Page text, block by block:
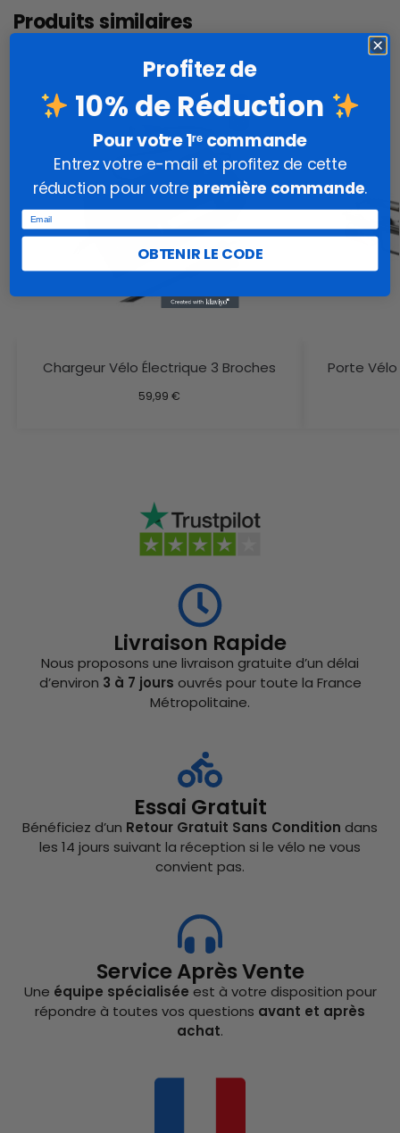
Produits similaires
Chargeur Vélo Électrique 3 Broches
59,99€
Porte
Livraison Rapide
Nous proposons une livraison gratuite d’un délai
d’environ 3 à 7 jours ouvrés pour toute la France
Métropolitaine.
Essai Gratuit
Bénéficiez d’un Retour Gratuit Sans Condition dans
les 14 jours suivant la réception si le vélo ne vous
convient pas.
Service Après Vente
Une équipe spécialisée est à votre disposition pour
répondre à toutes vos questions avant et après
achat.
Profitez de
10% de Réduction
Pour votre 1ʳᵉ commande
Entrez votre e-mail et profitez de cette
réduction pour votre première commande.
Email
OBTENIR LE CODE